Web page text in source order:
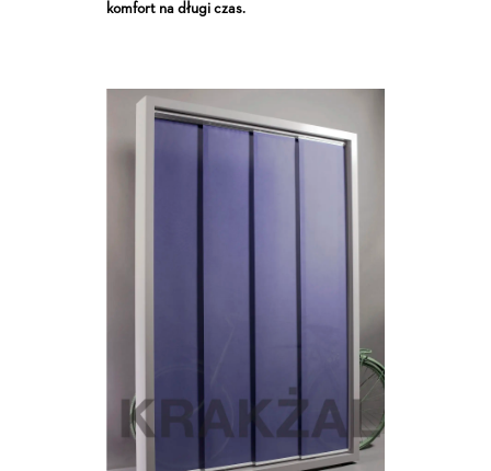
komfort na długi czas.